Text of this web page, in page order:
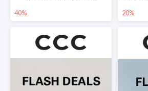
40% 20%